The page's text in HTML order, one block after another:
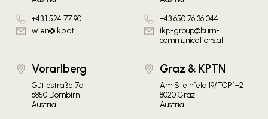
+43 1 524 77 90
wien@ikp.at
+43 650 76 36 044
ikp-group@burn-
communications.at
Vorarlberg
Gütlestraße 7a
6850 Dornbirn
Austria
Graz & KPTN
Am Steinfeld 19/TOP 1+2
8020 Graz
Austria